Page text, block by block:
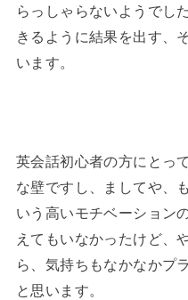
らっしゃらないようでし
きるように結果を出す、
います。
英会話初心者の方にとっ
な壁ですし、ましてや、
いう高いモチベーション
えてもいなかったけど、
ら、気持ちもなかなかプ
と思います。